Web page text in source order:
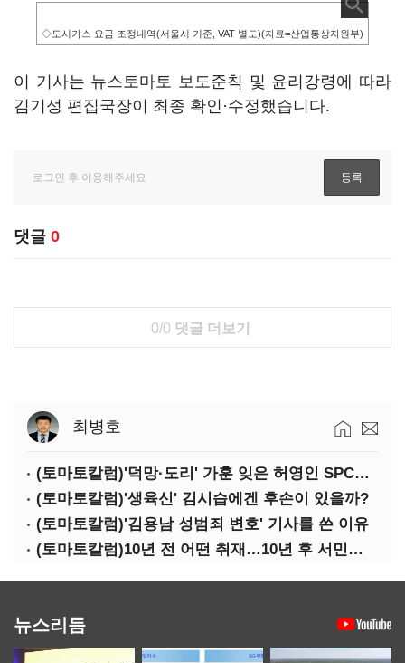
◇도시가스 요금 조정내역(서울시 기준, VAT 별도)(자료=산업통상자원부)
이 기사는 뉴스토마토 보도준칙 및 윤리강령에 따라
김기성 편집국장이 최종 확인·수정했습니다.
댓글 0
0/0 댓글 더보기
최병호
(토마토칼럼)'덕망·도리' 가훈 잊은 허영인 SPC그룹 회장
(토마토칼럼)'생육신' 김시습에겐 후손이 있을까?
(토마토칼럼)'김용남 성범죄 변호' 기사를 쓴 이유
(토마토칼럼)10년 전 어떤 취재…10년 후 서민석·박상용
뉴스리듬